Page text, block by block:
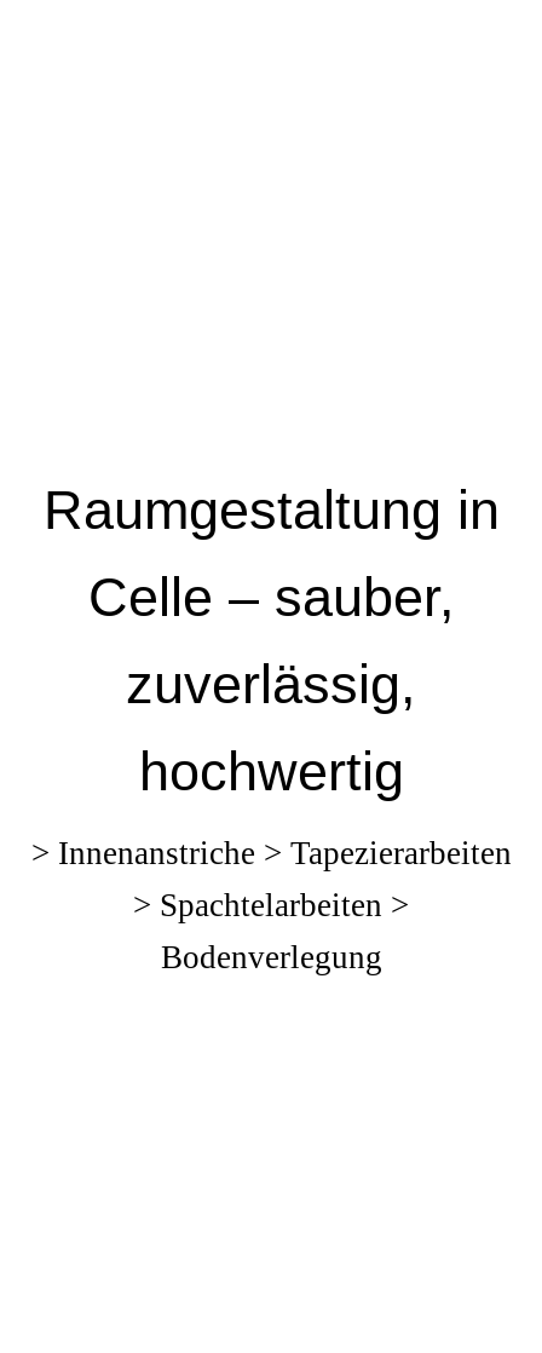
Raumgestaltung in
Celle – sauber,
zuverlässig,
hochwertig
> Innenanstriche > Tapezierarbeiten
> Spachtelarbeiten >
Bodenverlegung